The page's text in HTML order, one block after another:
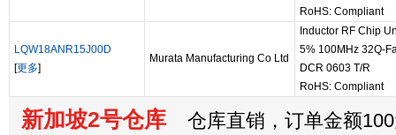
RoHS: Compliant
LQW18ANR15J00D
[更多]
Murata Manufacturing Co Ltd
Inductor RF Chip
5% 100MHz 32Q-
DCR 0603 T/R
RoHS: Compliant
新加坡2号仓库 仓库直销，订单金额